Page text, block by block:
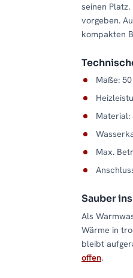
seinen
vorgeben.
kompakten
Maße:
Material:
Max.
Sauber
Als
Wärme in
bleibt
offen.